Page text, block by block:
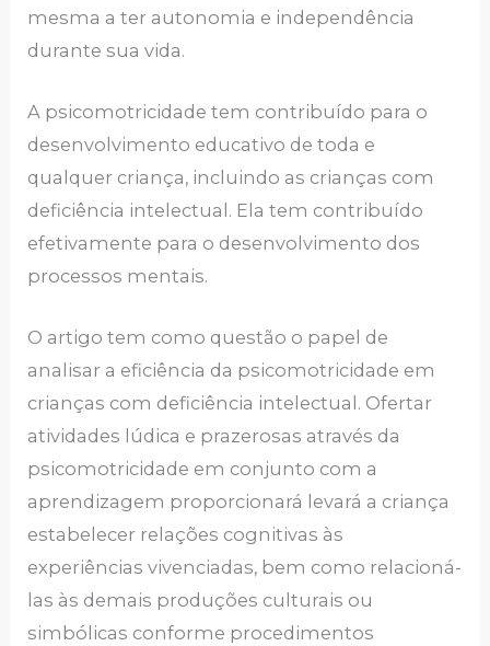
mesma a ter autonomia e independência
durante sua vida.
A psicomotricidade tem contribuído para o
desenvolvimento educativo de toda e
qualquer criança, incluindo as crianças com
deficiência intelectual. Ela tem contribuído
efetivamente para o desenvolvimento dos
processos mentais.
O artigo tem como questão o papel de
analisar a eficiência da psicomotricidade em
crianças com deficiência intelectual. Ofertar
atividades lúdica e prazerosas através da
psicomotricidade em conjunto com a
aprendizagem proporcionará levará a criança
estabelecer relações cognitivas às
experiências vivenciadas, bem como relacioná-
las às demais produções culturais ou
simbólicas conforme procedimentos